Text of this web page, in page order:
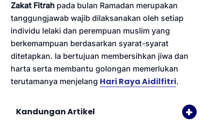
Zakat Fitrah pada bulan Ramadan merupakan
tanggungjawab wajib dilaksanakan oleh setiap
individu lelaki dan perempuan muslim yang
berkemampuan berdasarkan syarat-syarat
ditetapkan. Ia bertujuan membersihkan jiwa dan
harta serta membantu golongan memerlukan
terutamanya menjelang Hari Raya Aidilfitri.
Kandungan Artikel